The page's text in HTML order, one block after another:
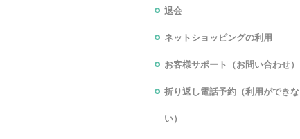
退会
ネットショッピングの利用
お客様サポート（お問い合わせ）
折り返し電話予約（利用ができな
い）